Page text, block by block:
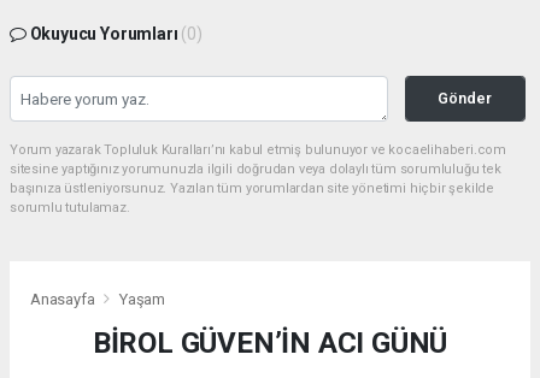
Okuyucu Yorumları (0)
Gönder
Yorum yazarak Topluluk Kuralları’nı kabul etmiş bulunuyor ve kocaelihaberi.com
sitesine yaptığınız yorumunuzla ilgili doğrudan veya dolaylı tüm sorumluluğu tek
başınıza üstleniyorsunuz. Yazılan tüm yorumlardan site yönetimi hiçbir şekilde
sorumlu tutulamaz.
Anasayfa Yaşam
BİROL GÜVEN’İN ACI GÜNÜ